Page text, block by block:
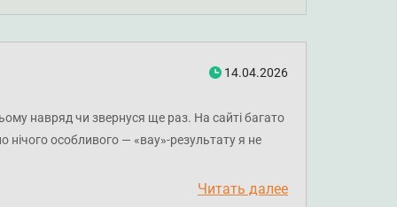
14.04.2026
навряд чи звернуся ще раз. На сайті багато
нічого особливого — «вау»-результату я не
та нетактовну критику колег. Під час сеансу
думку, це було проявом надмірноїЧитать далее